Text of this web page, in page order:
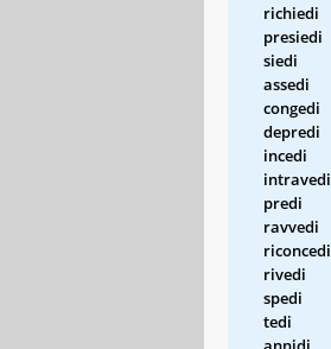
richiedi
presiedi
siedi
assedi
congedi
depredi
incedi
intravedi
predi
ravvedi
riconcedi
rivedi
spedi
tedi